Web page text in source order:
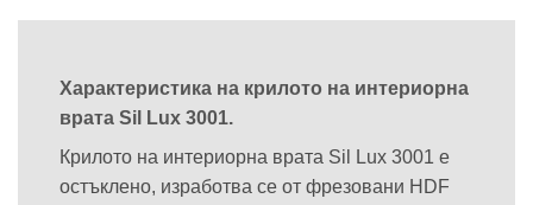
Характеристика на крилото на интериорна
врата Sil Lux 3001.
Крилото на интериорна врата Sil Lux 3001 е
остъклено, изработва се от фрезовани HDF